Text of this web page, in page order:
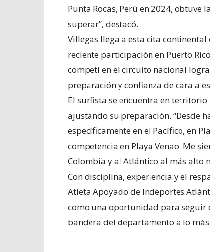
Punta Rocas, Perú en 2024,
superar”, destacó.
Villegas llega a esta cita
reciente participación en Puerto
competí en el circuito nacional
preparación y confianza de cara a
El surfista se encuentra en
ajustando su preparación. “Desde
específicamente en el Pacífico, en
competencia en Playa Venao. Me
Colombia y al Atlántico al más alto
Con disciplina, experiencia y el
Atleta Apoyado de Indeportes
como una oportunidad para seguir
bandera del departamento a lo